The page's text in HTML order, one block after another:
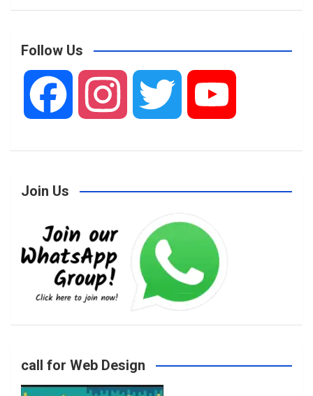
Follow Us
e
b
o
s
r
i u
Join Us
call for Web Design